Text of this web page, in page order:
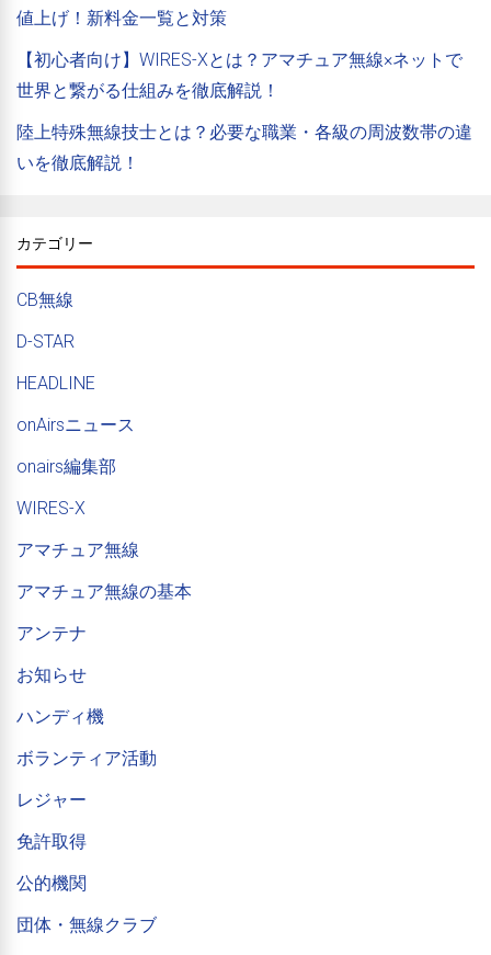
値上げ！新料金一覧と対策
【初心者向け】WIRES-Xとは？アマチュア無線×ネットで
世界と繋がる仕組みを徹底解説！
陸上特殊無線技士とは？必要な職業・各級の周波数帯の違
いを徹底解説！
カテゴリー
CB無線
D-STAR
HEADLINE
onAirsニュース
onairs編集部
WIRES-X
アマチュア無線
アマチュア無線の基本
アンテナ
お知らせ
ハンディ機
ボランティア活動
レジャー
免許取得
公的機関
団体・無線クラブ